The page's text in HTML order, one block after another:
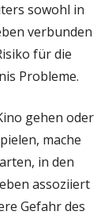
sowohl in
verbunden
für die
Probleme.
gehen oder
mache
in den
assoziiert
Gefahr des